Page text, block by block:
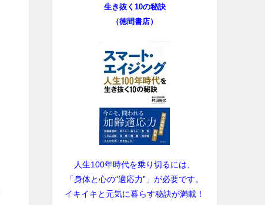
生き抜く10の秘訣
（徳間書店）
人生100年時代を乗り切るには、
「身体と心の“適応力”」が必要です。
イキイキと元気に暮らす秘訣が満載！